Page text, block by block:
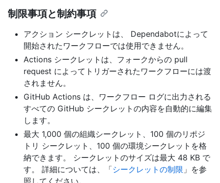
制限事項と制約事項
アクション シークレットは、 Dependabotによって
開始されたワークフローでは使用できません。
Actions シークレットは、フォークからの pull
request によってトリガーされたワークフローには渡
されません。
GitHub Actions は、ワークフロー ログに出力される
すべての GitHub シークレットの内容を自動的に編集
します。
最大 1,000 個の組織シークレット、100 個のリポジ
トリ シークレット、100 個の環境シークレットを格
納できます。 シークレットのサイズは最大 48 KB で
す。 詳細については、「シークレットの制限 」を参